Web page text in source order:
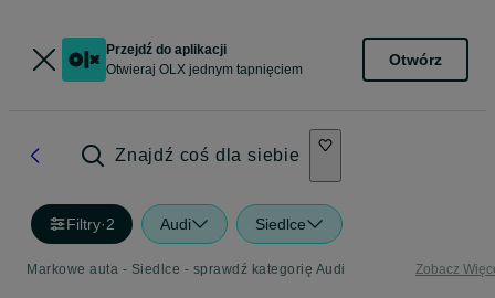
Przejdź do aplikacji
Otwieraj OLX jednym tapnięciem
Otwórz
Znajdź coś dla siebie
Filtry·2 Audi Siedlce
Markowe auta - Siedlce - sprawdź kategorię Audi Zobacz